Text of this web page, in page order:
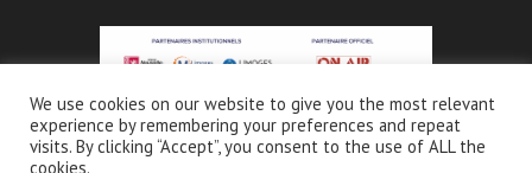
@2021 - CDES -Mentions légales & Crédits- Charte de protection et d’utilisation
des données personnelles
We use cookies on our website to give you the most relevant
experience by remembering your preferences and repeat
visits. By clicking “Accept”, you consent to the use of ALL the
cookies.